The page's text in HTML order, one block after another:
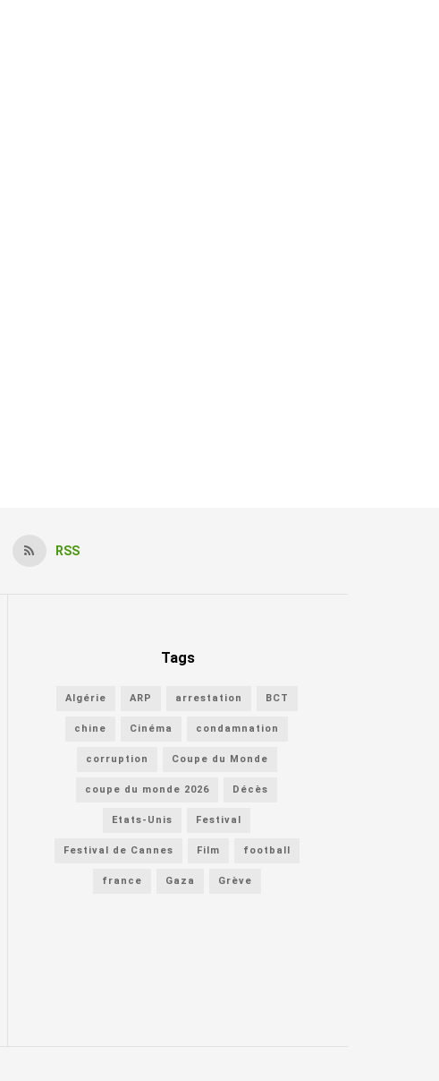
RSS
Tags
Algérie ARP arrestation BCT
chine Cinéma condamnation
corruption Coupe du Monde
coupe du monde 2026 Décès
Etats-Unis Festival
Festival de Cannes Film football
france Gaza Grève